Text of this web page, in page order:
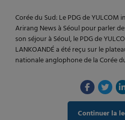
Corée du Sud: Le PDG de
Arirang News à Séoul pour parler
son séjour à Séoul, le PDG de
LANKOANDÉ a été reçu sur le
nationale anglophone de la Corée
Continuer la